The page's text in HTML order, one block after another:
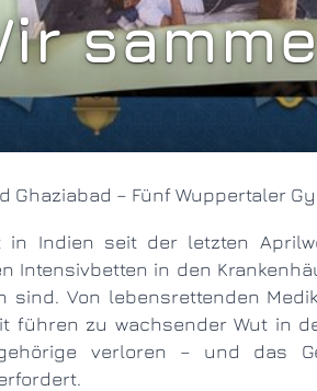
Ghaziabad – Fünf Wuppertaler
Intensivbetten in den
sind. Von lebensrettenden
führen zu wachsender Wut in
verloren – und das